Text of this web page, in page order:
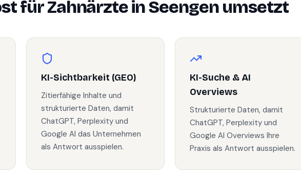
fürZahnärzteinSeengen umsetzt
KI-Sichtbarkeit (GEO)
Zitierfähige Inhalte und
strukturierte Daten, damit
ChatGPT, Perplexity und
Google AI das Unternehmen
als Antwort ausspielen.
KI-Suche & AI
Overviews
Strukturierte Daten, damit
ChatGPT, Perplexity und
Google AI Overviews Ihre
Praxis als Antwort ausspielen.